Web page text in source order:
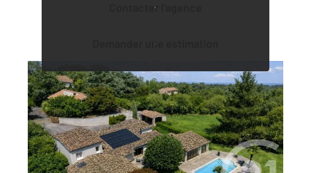
Contacter l'agence
Demander une estimation
ROIFFIEUX 07
235 m2, 9 pièces
Ref : 5272
Maison à vendre
499 000 €